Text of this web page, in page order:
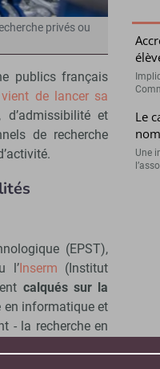
privés ou
publics français
de lancer sa
et
de recherche
(EPST),
l’Inserm (Institut
calqués sur la
en informatique et
- la recherche en
Le
Une